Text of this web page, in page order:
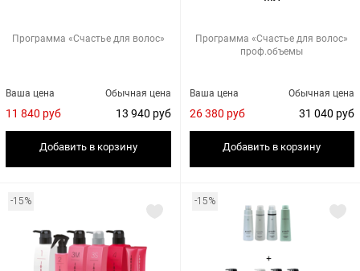
Программа «Счастье для волос»
Обычная цена
13 940 руб
Ваша цена
11 840 руб
Добавить в корзину
Программа «Счастье для волос»
проф.объемы
Обычная цена
31 040 руб
Ваша цена
26 380 руб
Добавить в корзину
-15% -15%